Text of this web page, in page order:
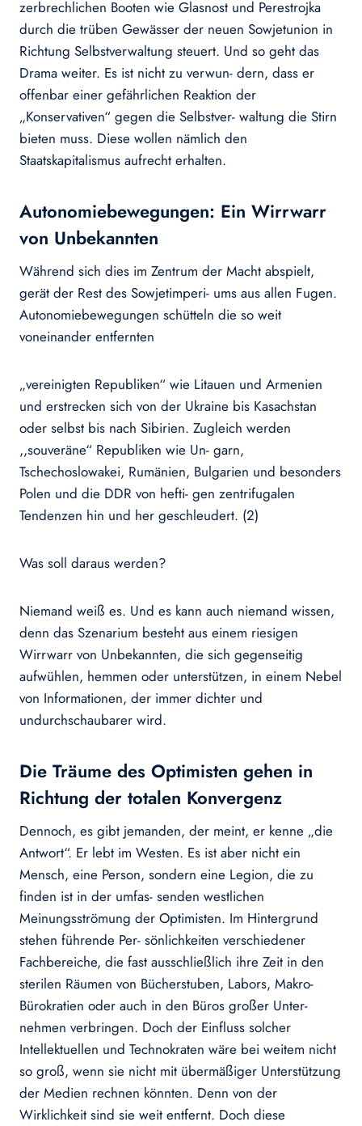
zerbrechlichen Booten wie Glasnost und Perestrojka
durch die trüben Gewässer der neuen Sowjetunion in
Richtung Selbstverwaltung steuert. Und so geht das
Drama weiter. Es ist nicht zu verwun- dern, dass er
offenbar einer gefährlichen Reaktion der
„Konservativen“ gegen die Selbstver- waltung die Stirn
bieten muss. Diese wollen nämlich den
Staatskapitalismus aufrecht erhalten.
Autonomiebewegungen: Ein Wirrwarr
von Unbekannten
Während sich dies im Zentrum der Macht abspielt,
gerät der Rest des Sowjetimperi- ums aus allen Fugen.
Autonomiebewegungen schütteln die so weit
voneinander entfernten
„vereinigten Republiken“ wie Litauen und Armenien
und erstrecken sich von der Ukraine bis Kasachstan
oder selbst bis nach Sibirien. Zugleich werden
,,souveräne“ Republiken wie Un- garn,
Tschechoslowakei, Rumänien, Bulgarien und besonders
Polen und die DDR von hefti- gen zentrifugalen
Tendenzen hin und her geschleudert. (2)
Was soll daraus werden?
Niemand weiß es. Und es kann auch niemand wissen,
denn das Szenarium besteht aus einem riesigen
Wirrwarr von Unbekannten, die sich gegenseitig
aufwühlen, hemmen oder unterstützen, in einem Nebel
von Informationen, der immer dichter und
undurchschaubarer wird.
Die Träume des Optimisten gehen in
Richtung der totalen Konvergenz
Dennoch, es gibt jemanden, der meint, er kenne „die
Antwort“. Er lebt im Westen. Es ist aber nicht ein
Mensch, eine Person, sondern eine Legion, die zu
finden ist in der umfas- senden westlichen
Meinungsströmung der Optimisten. Im Hintergrund
stehen führende Per- sönlichkeiten verschiedener
Fachbereiche, die fast ausschließlich ihre Zeit in den
sterilen Räumen von Bücherstuben, Labors, Makro-
Bürokratien oder auch in den Büros großer Unter-
nehmen verbringen. Doch der Einfluss solcher
Intellektuellen und Technokraten wäre bei weitem nicht
so groß, wenn sie nicht mit übermäßiger Unterstützung
der Medien rechnen könnten. Denn von der
Wirklichkeit sind sie weit entfernt. Doch diese